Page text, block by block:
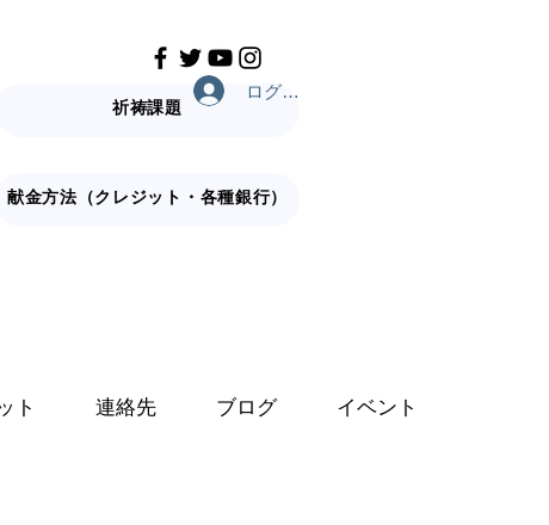
祈祷課題
ログイン
献金方法（クレジット・各種銀行）
ト 連絡先 ブログ イベント